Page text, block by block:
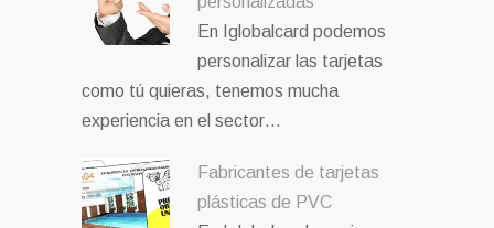
En Iglobalcard podemos
personalizar las tarjetas
como tú quieras, tenemos mucha
experiencia en el sector…
Fabricantes de tarjetas
plásticas de PVC